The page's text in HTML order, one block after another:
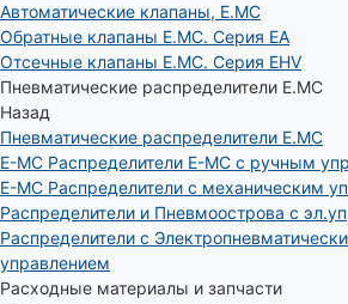
Автоматические клапаны, Е.МС
Обратные клапаны E.MC. Серия EA
Отсечные клапаны E.MC. Серия EHV
Пневматические распределители E.MC
Назад
Пневматические распределители E.MC
E-MC Распределители E-MC с ручным
E-MC Распределители с механическим
Распределители и Пневмоострова с
Распределители с
управлением
Расходные материалы и запчасти